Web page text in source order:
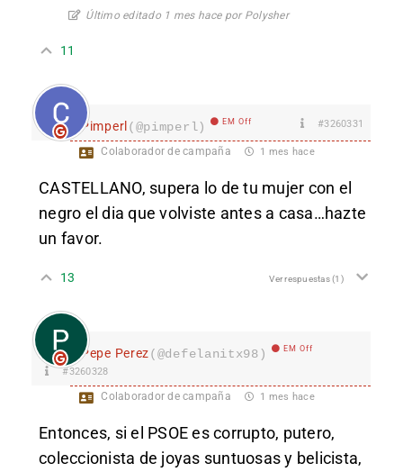
Último editado 1 mes hace por Polysher
11
Pimperl(@pimperl) EM Off #3260331
Colaborador de campaña 1 mes hace
CASTELLANO, supera lo de tu mujer con el
negro el dia que volviste antes a casa…hazte
un favor.
13 Ver respuestas(1)
Pepe Perez(@defelanitx98) EM Off
#3260328
Colaborador de campaña 1 mes hace
Entonces, si el PSOE es corrupto, putero,
coleccionista de joyas suntuosas y belicista,